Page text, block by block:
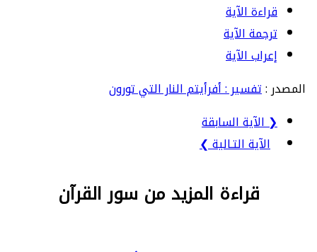
قراءة الآية
ترجمة الآية
إعراب الآية
المصدر :تفسير : أفرأيتم النار التي تورون
❮ الآية السابقة
الآية التـالية ❯
قراءة المزيد من سور القرآن